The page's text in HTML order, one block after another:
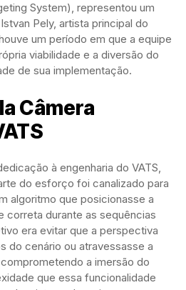
System), representou um
Pely, artista principal do
um período em que a equipe
viabilidade e a diversão do
de sua implementação.
Câmera
à engenharia do VATS,
do esforço foi canalizado para
algoritmo que posicionasse a
correta durante as sequências
era evitar que a perspectiva
do cenário ou atravessasse a
a imersão do
que essa funcionalidade